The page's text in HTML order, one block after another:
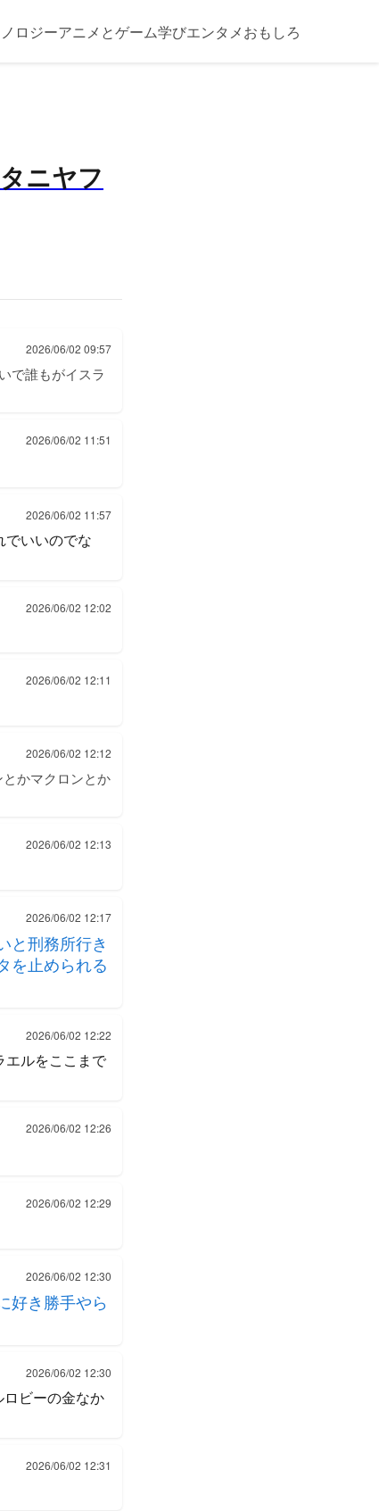
ロジーアニメとゲーム学びエンタメおもしろ
ニヤフ
2026/06/02 09:57
で誰もがイスラ
2026/06/02 11:51
2026/06/02 11:57
でいいのでな
2026/06/02 12:02
2026/06/02 12:11
2026/06/02 12:12
かマクロンとか
2026/06/02 12:13
2026/06/02 12:17
と刑務所行き
を止められる
2026/06/02 12:22
エルをここまで
2026/06/02 12:26
2026/06/02 12:29
2026/06/02 12:30
好き勝手やら
2026/06/02 12:30
ビーの金なか
2026/06/02 12:31